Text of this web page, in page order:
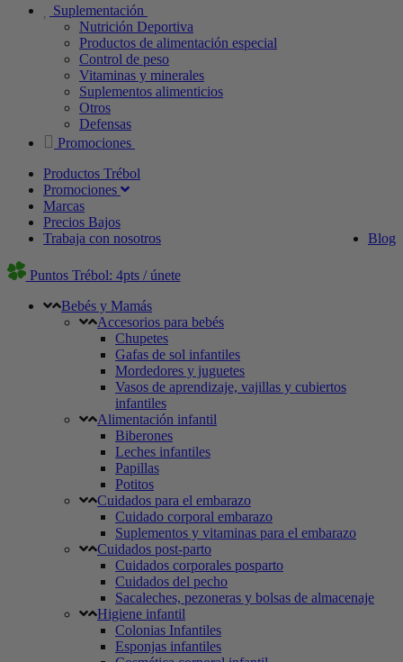
Suplementación
Nutrición Deportiva
Productos de alimentación especial
Control de peso
Vitaminas y minerales
Suplementos alimenticios
Otros
Defensas
Promociones
Productos Trébol
Promociones
Marcas
Precios Bajos
Blog
Trabaja con nosotros
Puntos Trébol: 4pts / únete
Bebés y Mamás
Accesorios para bebés
Chupetes
Gafas de sol infantiles
Mordedores y juguetes
Vasos de aprendizaje, vajillas y cubiertos
infantiles
Alimentación infantil
Biberones
Leches infantiles
Papillas
Potitos
Cuidados para el embarazo
Cuidado corporal embarazo
Suplementos y vitaminas para el embarazo
Cuidados post-parto
Cuidados corporales posparto
Cuidados del pecho
Sacaleches, pezoneras y bolsas de almacenaje
Higiene infantil
Colonias Infantiles
Esponjas infantiles